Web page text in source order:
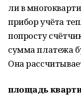
ли в
прибор учёта
попросту
сумма платежа
Она
площадь